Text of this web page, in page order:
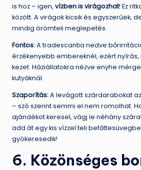
is hoz – igen, vízben is virágozhat! Ez
között. A virágok kicsik és egyszerűek,
mindig örömteli meglepetés.
Fontos:A tradescantia nedve
érzékenyebb embereknél, ezért nyírás,
kezet. Háziállatokra nézve enyhe
kutyáknál.
Szaporítás:A levágott szárdarabokat
– szó szerint semmi el nem romolhat.
ajándékot keresel, vágj le néhány
add át egy kis vízzel teli
gyökeresedik!
6. Közönséges